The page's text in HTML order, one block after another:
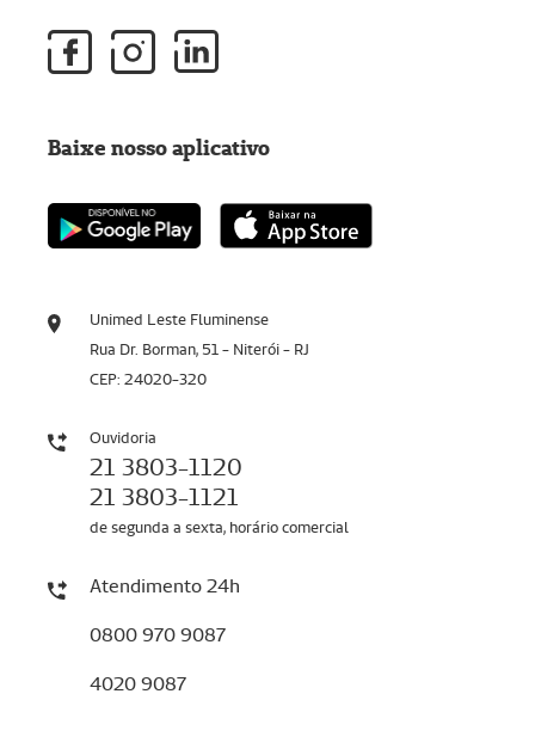
Unimed Leste Fluminense
Rua Dr. Borman, 51 - Niterói - RJ
CEP: 24020-320
Ouvidoria
21 3803-1120
21 3803-1121
de segunda a sexta, horário comercial
Atendimento 24h
0800 970 9087
4020 9087
Baixe nosso aplicativo